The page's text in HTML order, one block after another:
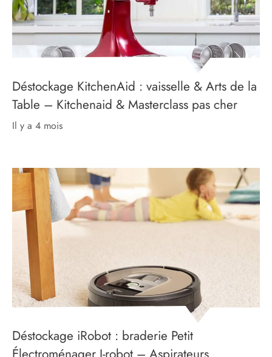
Déstockage KitchenAid : vaisselle & Arts de la
Table – Kitchenaid & Masterclass pas cher
il y a 4 mois
Déstockage iRobot : braderie Petit